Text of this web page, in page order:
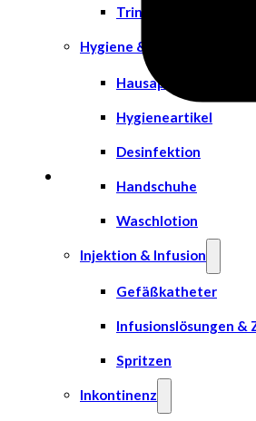
Trinknahrung
Hygiene & Pflege
Hausapotheke
Hygieneartikel
Desinfektion
Handschuhe
Waschlotion
Injektion & Infusion
Gefäßkatheter
Infusionslösungen &
Spritzen
Inkontinenz